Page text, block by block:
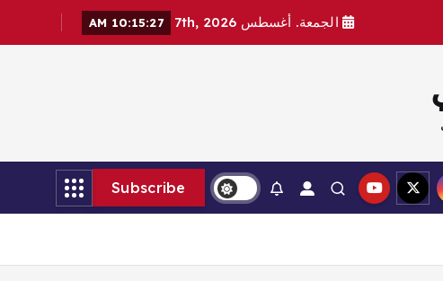
الجمعة. أغسطس 7th, 2026 10:15:28 AM
Subscribe